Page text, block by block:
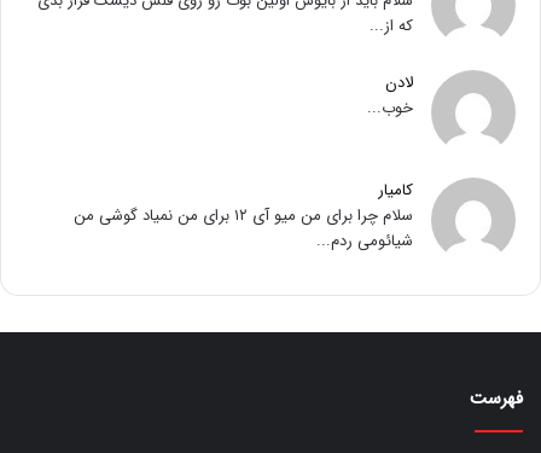
که از...
لادن
خوب...
کامیار
سلام چرا برای من میو آی ۱۲ برای من نمیاد گوشی من
شیائومی ردم...
فهرست